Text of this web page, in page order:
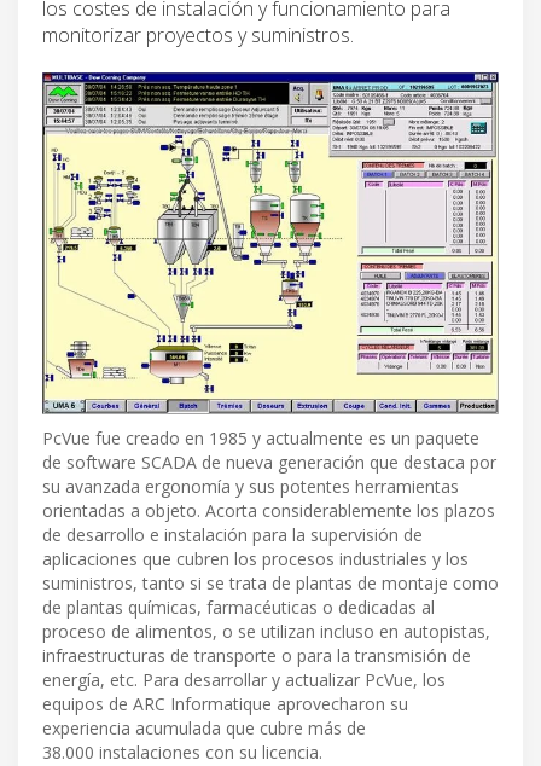
los costes de instalación y funcionamiento para
monitorizar proyectos y suministros.
PcVue fue creado en 1985 y actualmente es un paquete
de software SCADA de nueva generación que destaca por
su avanzada ergonomía y sus potentes herramientas
orientadas a objeto. Acorta considerablemente los plazos
de desarrollo e instalación para la supervisión de
aplicaciones que cubren los procesos industriales y los
suministros, tanto si se trata de plantas de montaje como
de plantas químicas, farmacéuticas o dedicadas al
proceso de alimentos, o se utilizan incluso en autopistas,
infraestructuras de transporte o para la transmisión de
energía, etc. Para desarrollar y actualizar PcVue, los
equipos de ARC Informatique aprovecharon su
experiencia acumulada que cubre más de
38.000 instalaciones con su licencia.